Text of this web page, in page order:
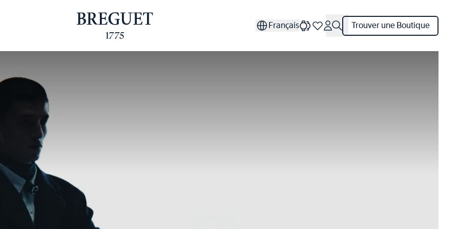
Français Trouver une Boutique